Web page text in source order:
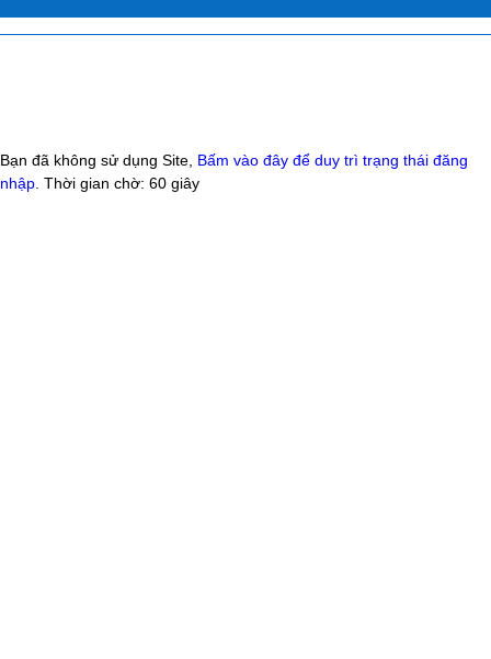
Bạn đã không sử dụng Site, Bấm vào đây để duy trì trạng thái đăng
nhập . Thời gian chờ: 60 giây